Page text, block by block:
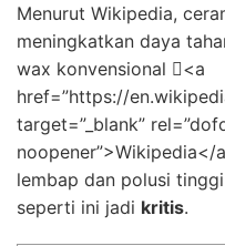
Menurut Wikipedia,
meningkatkan daya
wax konvensional <a
href=”https://
target=”_blank”
noopener”>Wikipedia</
lembap dan polusi
seperti ini jadi kritis.